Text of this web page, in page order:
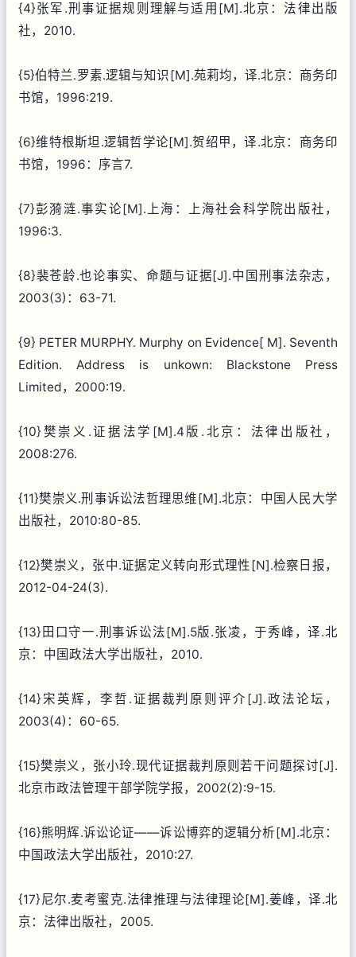
{4}张军.刑事证据规则理解与适用[M].北京：法律出版
社，2010.
{5}伯特兰.罗素.逻辑与知识[M].苑莉均，译.北京：商务印
书馆，1996:219.
{6}维特根斯坦.逻辑哲学论[M].贺绍甲，译.北京：商务印
书馆，1996：序言7.
{7}彭漪涟.事实论[M].上海：上海社会科学院出版社，
1996:3.
{8}裴苍龄.也论事实、命题与证据[J].中国刑事法杂志，
2003(3)：63-71.
{9} PETER MURPHY. Murphy on Evidence[ M]. Seventh
Edition. Address is unkown: Blackstone Press
Limited，2000:19.
{10}樊崇义.证据法学[M].4版.北京：法律出版社，
2008:276.
{11}樊崇义.刑事诉讼法哲理思维[M].北京：中国人民大学
出版社，2010:80-85.
{12}樊崇义，张中.证据定义转向形式理性[N].检察日报，
2012-04-24(3).
{13}田口守一.刑事诉讼法[M].5版.张凌，于秀峰，译.北
京：中国政法大学出版社，2010.
{14}宋英辉，李哲.证据裁判原则评介[J].政法论坛，
2003(4)：60-65.
{15}樊崇义，张小玲.现代证据裁判原则若干问题探讨[J].
北京市政法管理干部学院学报，2002(2):9-15.
{16}熊明辉.诉讼论证——诉讼博弈的逻辑分析[M].北京：
中国政法大学出版社，2010:27.
{17}尼尔.麦考蜜克.法律推理与法律理论[M].姜峰，译.北
京：法律出版社，2005.